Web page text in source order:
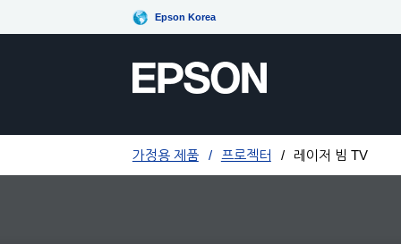
Epson Korea
가정용 제품 프로젝터 레이저 빔 TV